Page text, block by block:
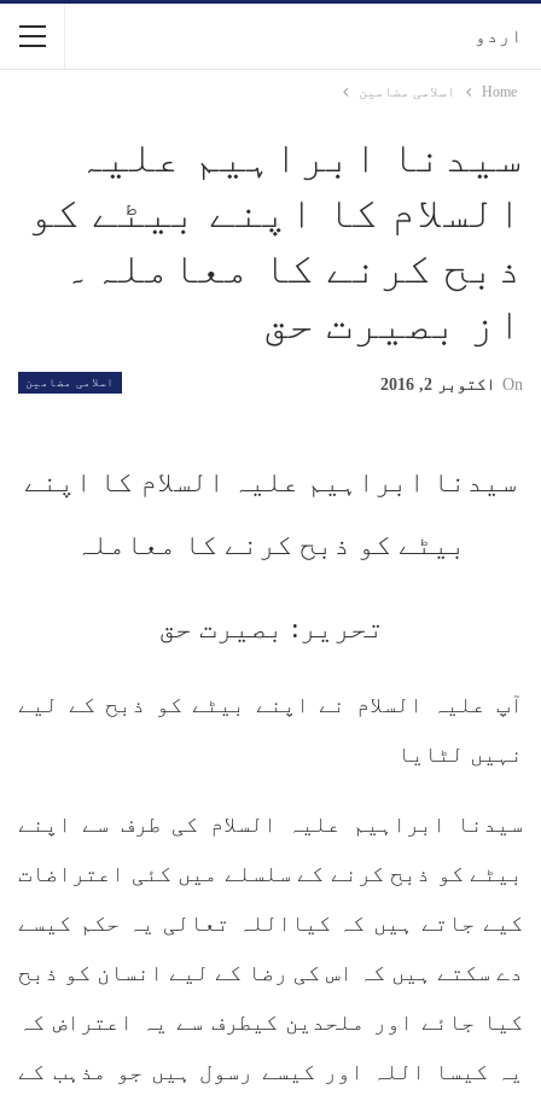
اردو
Home اسلامی مضامین
سیدنا ابراہیم علیہ
السلام کا اپنے بیٹے کو
ذبح کرنے کا معاملہ۔
از بصیرت حق
اسلامی مضامین On اکتوبر 2, 2016
سیدنا ابراہیم علیہ السلام کا اپنے
بیٹے کو ذبح کرنے کا معاملہ
تحریر: بصیرت حق
آپ علیہ السلام نے اپنے بیٹے کو ذبح کے لیے
نہیں لٹایا
سیدنا ابراہیم علیہ السلام کی طرف سے اپنے
بیٹے کو ذبح کرنے کے سلسلے میں کئی اعتراضات
کیے جاتے ہیں کہ کیااللہ تعالی یہ حکم کیسے
دے سکتے ہیں کہ اس کی رضا کے لیے انسان کو ذبح
کیا جائے اور ملحدین کیطرف سے یہ اعتراض کہ
یہ کیسا اللہ اور کیسے رسول ہیں جو مذہب کے